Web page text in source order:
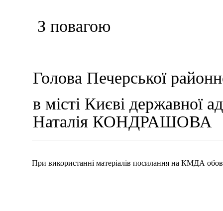
З повагою
Голова Печерської
в місті Києві
Наталія КОНДРАШОВА
При використанні матеріалів посилання на КМДА